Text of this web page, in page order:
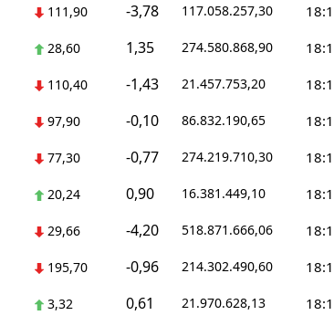
111,90 -3,78 117.058.257,30
28,60 1,35 274.580.868,90
110,40 -1,43 21.457.753,20
97,90 -0,10 86.832.190,65
77,30 -0,77 274.219.710,30
20,24 0,90 16.381.449,10
29,66 -4,20 518.871.666,06
195,70 -0,96 214.302.490,60
3,32 0,61 21.970.628,13